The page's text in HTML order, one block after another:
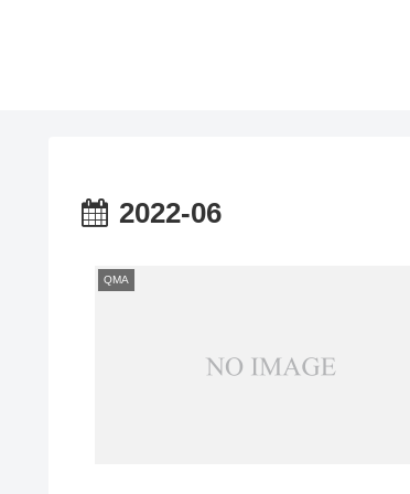
2022-06
QMA